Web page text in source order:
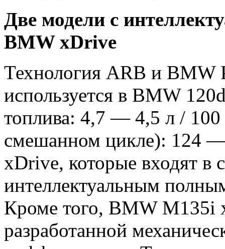
Две модели с
BMW xDrive
Технология ARB и BMW
используется в BMW
топлива: 4,7 — 4,5 л /
смешанном цикле): 124
xDrive, которые входят в
интеллектуальным
Кроме того, BMW M135i
разработанной